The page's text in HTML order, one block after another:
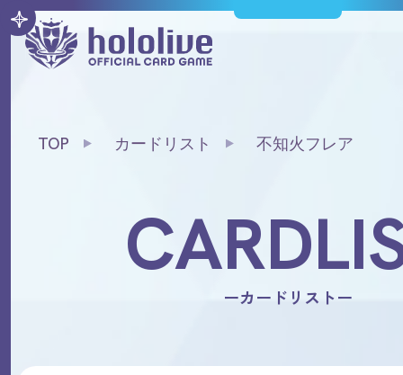
TOP カードリスト 不知火フレア
ーカードリストー